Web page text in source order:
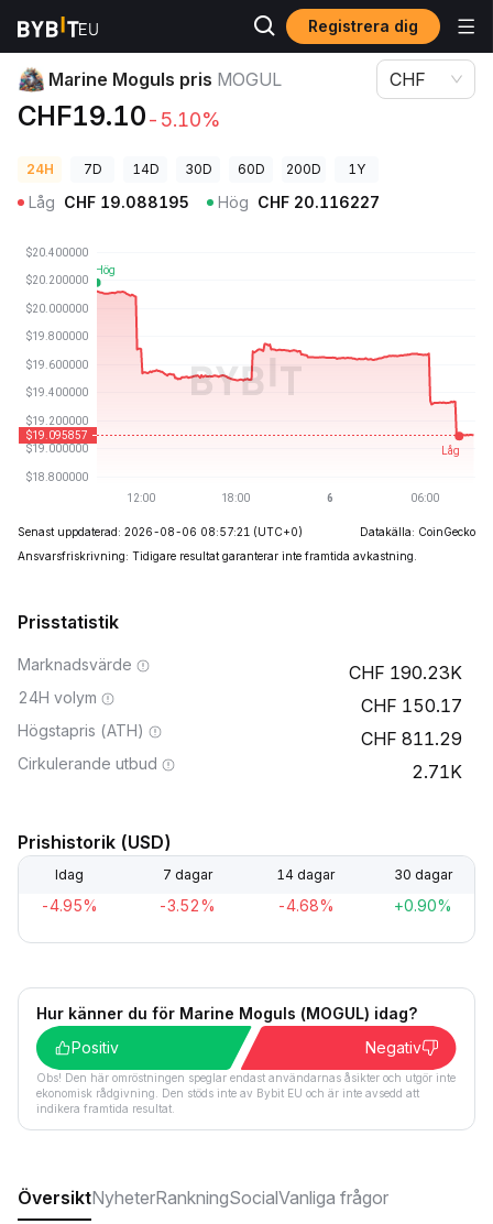
Registrera dig
Kryptopriser Marine Moguls pris MOGUL
Marine Moguls pris MOGUL
CHF19.10-5.10%
CHF
24H 7D 14D 30D 60D 200D 1Y
Låg CHF 19.088195 Hög CHF 20.116227
Senast uppdaterad: 2026-08-06 08:57:21 (UTC+0)
Datakälla: CoinGecko
Ansvarsfriskrivning: Tidigare resultat garanterar inte framtida avkastning.
Prisstatistik
Marknadsvärde 190.23K
24H volym 150.17
Högstapris (ATH) 811.29
Cirkulerande utbud 2.71K
Prishistorik (USD)
Idag 7 dagar 14 dagar 30 dagar
-4.95% -3.52% -4.68% +0.90%
Hur känner du för Marine Moguls (MOGUL) idag?
Positiv
Negativ
Obs! Den här omröstningen speglar endast användarnas åsikter och utgör inte
ekonomisk rådgivning. Den stöds inte av Bybit EU och är inte avsedd att
indikera framtida resultat.
ÖversiktNyheterRankningSocialVanliga frågor